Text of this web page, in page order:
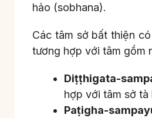
hảo (sobhana).
Các tâm sở bất thiện
tương hợp với tâm gồm
Diṭṭhigata-
hợp với tâm sở tà
Paṭigha-